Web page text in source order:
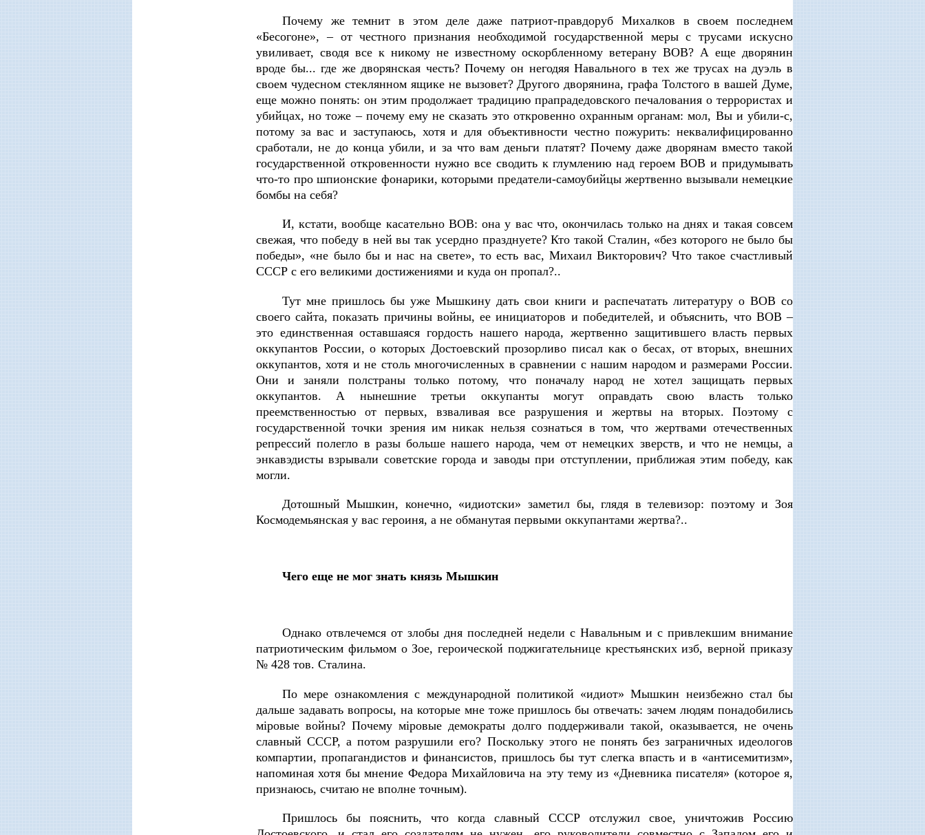
Почему же темнит в этом деле даже патриот-правдоруб Михалков в своем последнем
«Бесогоне», ‒ от честного признания необходимой государственной меры с трусами искусно
увиливает, сводя все к никому не известному оскорбленному ветерану ВОВ? А еще дворянин
вроде бы... где же дворянская честь? Почему он негодяя Навального в тех же трусах на дуэль в
своем чудесном стеклянном ящике не вызовет? Другого дворянина, графа Толстого в вашей Думе,
еще можно понять: он этим продолжает традицию прапрадедовского печалования о террористах и
убийцах, но тоже ‒ почему ему не сказать это откровенно охранным органам: мол, Вы и убили-с,
потому за вас и заступаюсь, хотя и для объективности честно пожурить: неквалифицированно
сработали, не до конца убили, и за что вам деньги платят? Почему даже дворянам вместо такой
государственной откровенности нужно все сводить к глумлению над героем ВОВ и придумывать
что-то про шпионские фонарики, которыми предатели-самоубийцы жертвенно вызывали немецкие
бомбы на себя?
И, кстати, вообще касательно ВОВ: она у вас что, окончилась только на днях и такая совсем
свежая, что победу в ней вы так усердно празднуете? Кто такой Сталин, «без которого не было бы
победы», «не было бы и нас на свете», то есть вас, Михаил Викторович? Что такое счастливый
СССР с его великими достижениями и куда он пропал?..
Тут мне пришлось бы уже Мышкину дать свои книги и распечатать литературу о ВОВ со
своего сайта, показать причины войны, ее инициаторов и победителей, и объяснить, что ВОВ ‒
это единственная оставшаяся гордость нашего народа, жертвенно защитившего власть первых
оккупантов России, о которых Достоевский прозорливо писал как о бесах, от вторых, внешних
оккупантов, хотя и не столь многочисленных в сравнении с нашим народом и размерами России.
Они и заняли полстраны только потому, что поначалу народ не хотел защищать первых
оккупантов. А нынешние третьи оккупанты могут оправдать свою власть только
преемственностью от первых, взваливая все разрушения и жертвы на вторых. Поэтому с
государственной точки зрения им никак нельзя сознаться в том, что жертвами отечественных
репрессий полегло в разы больше нашего народа, чем от немецких зверств, и что не немцы, а
энкавэдисты взрывали советские города и заводы при отступлении, приближая этим победу, как
могли.
Дотошный Мышкин, конечно, «идиотски» заметил бы, глядя в телевизор: поэтому и Зоя
Космодемьянская у вас героиня, а не обманутая первыми оккупантами жертва?..
Чего еще не мог знать князь Мышкин
Однако отвлечемся от злобы дня последней недели с Навальным и с привлекшим внимание
патриотическим фильмом о Зое, героической поджигательнице крестьянских изб, верной приказу
№ 428 тов. Сталина.
По мере ознакомления с международной политикой «идиот» Мышкин неизбежно стал бы
дальше задавать вопросы, на которые мне тоже пришлось бы отвечать: зачем людям понадобились
мiровые войны? Почему мiровые демократы долго поддерживали такой, оказывается, не очень
славный СССР, а потом разрушили его? Поскольку этого не понять без заграничных идеологов
компартии, пропагандистов и финансистов, пришлось бы тут слегка впасть и в «антисемитизм»,
напоминая хотя бы мнение Федора Михайловича на эту тему из «Дневника писателя» (которое я,
признаюсь, считаю не вполне точным).
Пришлось бы пояснить, что когда славный СССР отслужил свое, уничтожив Россию